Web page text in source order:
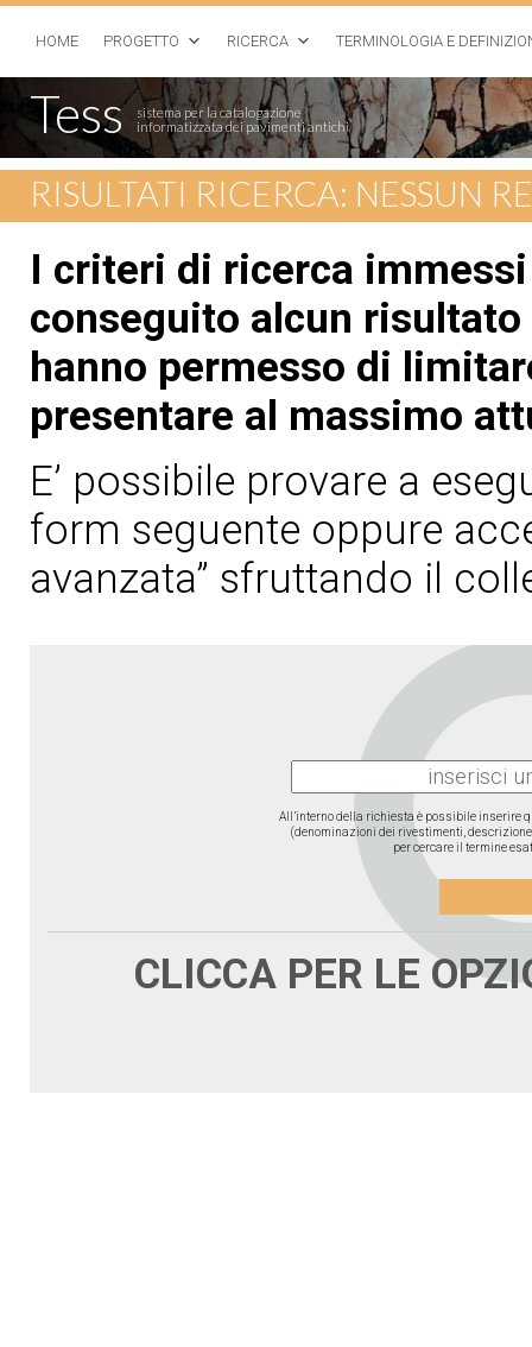
HOME PROGETTO RICERCA TERMINOLOGIA E
Tess
sistema per la catalogazione
informatizzata dei pavimenti antichi
RISULTATI RICERCA: NESSUN
I criteri di ricerca
conseguito alcun
hanno permesso di
presentare al massimo
E’ possibile provare a
form seguente oppure
avanzata” sfruttando il
All’interno della richiesta è possibile inserire
(denominazioni dei rivestimenti, descrizione
per cercare il termine
CLICCA PER LE